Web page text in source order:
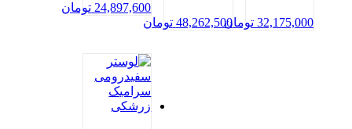
32,175,000 تومان48,262,500 تومان
24,897,600 تومان